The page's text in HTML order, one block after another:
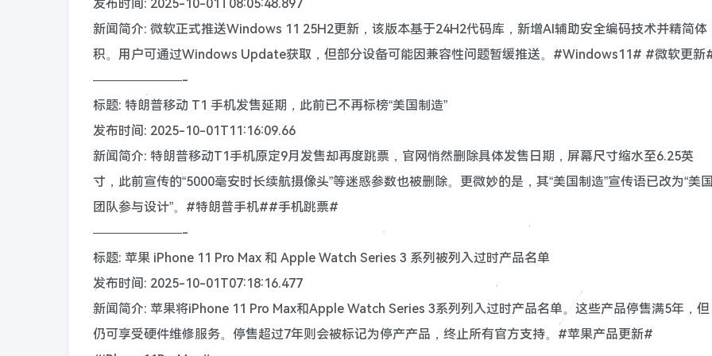
发布时间: 2025-10-01T08:05:48.897
新闻简介: 微软正式推送Windows 11 25H2更新，该版本基于24H2代码库，新增AI辅助安全编码技术并精简体
积。用户可通过Windows Update获取，但部分设备可能因兼容性问题暂缓推送。#Windows11# #微软更新
———————-
标题: 特朗普移动 T1 手机发售延期，此前已不再标榜“美国制造”
发布时间: 2025-10-01T11:16:09.66
新闻简介: 特朗普移动T1手机原定9月发售却再度跳票，官网悄然删除具体发售日期，屏幕尺寸缩水至6.25英
寸，此前宣传的“5000毫安时长续航摄像头”等迷惑参数也被删除。更微妙的是，其“美国制造”宣传语已改为“美
团队参与设计”。#特朗普手机##手机跳票#
———————-
标题: 苹果 iPhone 11 Pro Max 和 Apple Watch Series 3 系列被列入过时产品名单
发布时间: 2025-10-01T07:18:16.477
新闻简介: 苹果将iPhone 11 Pro Max和Apple Watch Series 3系列列入过时产品名单。这些产品停售满5年，但
仍可享受硬件维修服务。停售超过7年则会被标记为停产产品，终止所有官方支持。#苹果产品更新#